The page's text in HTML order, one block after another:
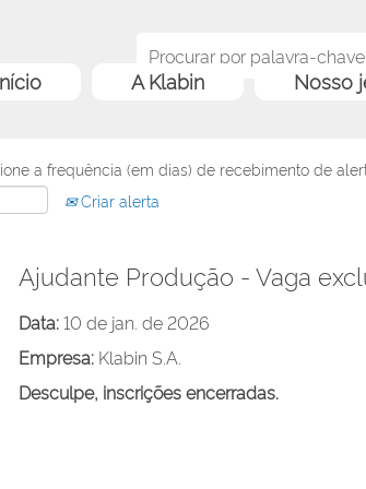
A Klabin Nosso
a frequência (em dias) de recebimento de
Criar alerta
Ajudante Produção - Vaga
Data:10 de jan. de 2026
Empresa: Klabin S.A.
Desculpe, inscrições encerradas.